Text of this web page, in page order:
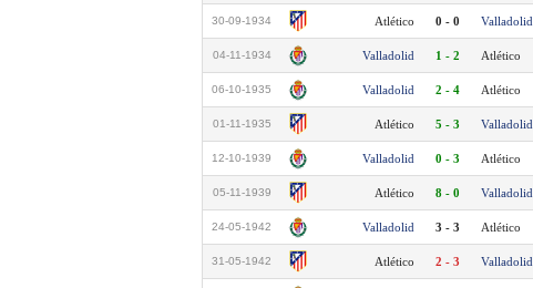
30-09-1934 Atlético 0 - 0 Valladolid
04-11-1934 Valladolid 1 - 2 Atlético
06-10-1935 Valladolid 2 - 4 Atlético
01-11-1935 Atlético 5 - 3 Valladolid
12-10-1939 Valladolid 0 - 3 Atlético
05-11-1939 Atlético 8 - 0 Valladolid
24-05-1942 Valladolid 3 - 3 Atlético
31-05-1942 Atlético 2 - 3 Valladolid